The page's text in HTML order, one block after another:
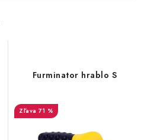
Furminator hrablo S
71 %